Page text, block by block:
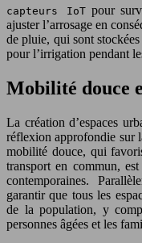
capteurs IoTpour
ajuster l’arrosage en
de pluie, qui sont
pour l’irrigation pendant
Mobilité douce
La création d’espaces
réflexion approfondie sur
mobilité douce, qui
transport en commun,
contemporaines.
garantir que tous les
de la population, y
personnes âgées et les